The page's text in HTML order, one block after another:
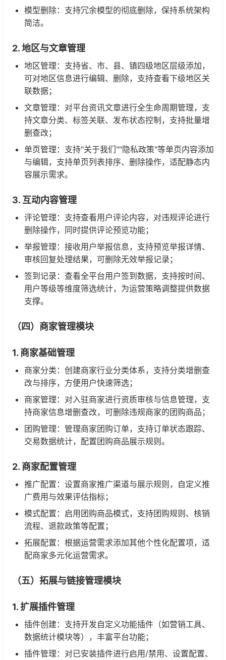
模型删除：支持冗余模型的彻底删除，保持系统架构
简洁。
2. 地区与文章管理
地区管理：支持省、市、县、镇四级地区层级添加，
可对地区信息进行编辑、删除，支持查看下级地区关
联数据；
文章管理：对平台资讯文章进行全生命周期管理，支
持文章分类、标签关联、发布状态控制，支持批量增
删查改；
单页管理：支持"关于我们""隐私政策"等单页内容添加
与编辑，支持单页列表排序、删除操作，适配静态内
容展示需求。
3. 互动内容管理
评论管理：支持查看用户评论内容，对违规评论进行
删除操作，同时提供评论预览功能；
举报管理：接收用户举报信息，支持预览举报详情、
审核回复处理结果，可删除无效举报记录；
签到记录：查看全平台用户签到数据，支持按时间、
用户等级等维度筛选统计，为运营策略调整提供数据
支撑。
（四）商家管理模块
1. 商家基础管理
商家分类：创建商家行业分类体系，支持分类增删查
改与排序，方便用户快速筛选；
商家管理：对入驻商家进行资质审核与信息管理，支
持商家信息增删查改，可删除违规商家的团购商品；
团购管理：管理商家团购订单，支持订单状态跟踪、
交易数据统计，配置团购商品展示规则。
2. 商家配置管理
推广配置：设置商家推广渠道与展示规则，自定义推
广费用与效果评估指标；
模式配置：启用团购商品模式，支持团购规则、核销
流程、退款政策等配置；
拓展配置：根据运营需求添加其他个性化配置项，适
配商家多元化运营需求。
（五）拓展与链接管理模块
1. 扩展插件管理
插件创建：支持开发自定义功能插件（如营销工具、
数据统计模块等），丰富平台功能；
插件管理：对已安装插件进行启用/禁用、设置配置、